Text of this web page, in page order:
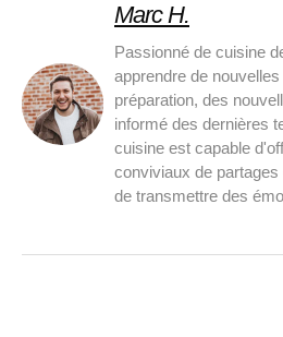
Marc H.
Passionné de cuisine
apprendre de
préparation, des
informé des dernières
cuisine est capable
conviviaux de
de transmettre des